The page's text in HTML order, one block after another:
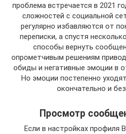
проблема встречается в 2021
сложностей с социальной
регулярно избавляются от
переписки, а спустя
способы вернуть
опрометчивым решениям
обиды и негативные эмоции в
Но эмоции постепенно
окончательно и
Просмотр
Если в настройках профиля